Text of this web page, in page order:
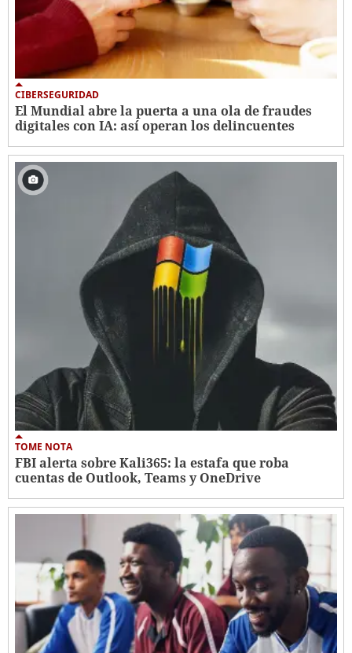
CIBERSEGURIDAD
El Mundial abre la puerta a una ola de fraudes
digitales con IA: así operan los delincuentes
TOME NOTA
FBI alerta sobre Kali365: la estafa que roba
cuentas de Outlook, Teams y OneDrive